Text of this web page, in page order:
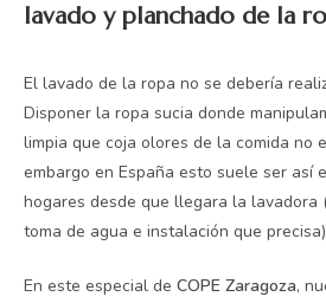
lavado y planchado de la
El lavado de la ropa no se debería
Disponer la ropa sucia donde
limpia que coja olores de la comida no
embargo en España esto suele ser así
hogares desde que llegara la lavadora
toma de agua e instalación que
En este especial de COPE Zaragoza,